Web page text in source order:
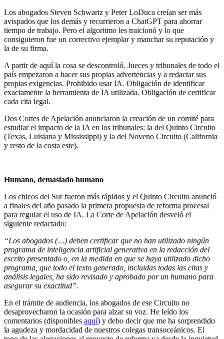
Los abogados Steven Schwartz y Peter LoDuca creían ser más
avispados que los demás y recurrieron a ChatGPT para ahorrar
tiempo de trabajo. Pero el algoritmo les traicionó y lo que
consiguieron fue un correctivo ejemplar y manchar su reputación y
la de su firma.
A partir de aquí la cosa se descontroló. Jueces y tribunales de todo el
país empezaron a hacer sus propias advertencias y a redactar sus
propias exigencias. Prohibido usar IA. Obligación de identificar
exactamente la herramienta de IA utilizada. Obligación de certificar
cada cita legal.
Dos Cortes de Apelación anunciaron la creación de un comité para
estudiar el impacto de la IA en los tribunales: la del Quinto Circuito
(Texas, Luisiana y Mississippi) y la del Noveno Circuito (California
y resto de la costa este).
Humano, demasiado humano
Los chicos del Sur fueron más rápidos y el Quinto Circuito anunció
a finales del año pasado la primera propuesta de reforma procesal
para regular el uso de IA. La Corte de Apelación desveló el
siguiente redactado:
“Los abogados (…) deben certificar que no han utilizado ningún
programa de inteligencia artificial generativa en la redacción del
escrito presentado o, en la medida en que se haya utilizado dicho
programa, que todo el texto generado, incluidas todas las citas y
análisis legales, ha sido revisado y aprobado por un humano para
asegurar su exactitud”.
En el trámite de audiencia, los abogados de ese Circuito no
desaprovecharon la ocasión para alzar su voz. He leído los
comentarios (disponibles aquí) y debo decir que me ha sorprendido
la agudeza y mordacidad de nuestros colegas transoceánicos. El